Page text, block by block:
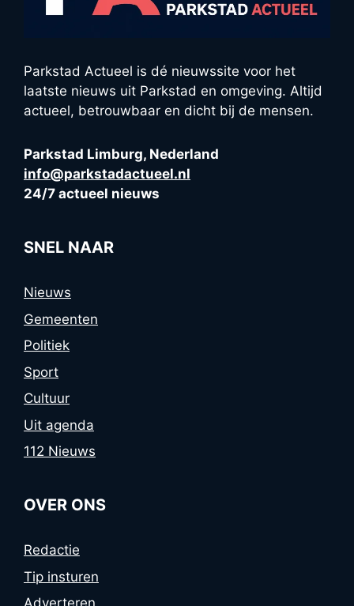
Parkstad Actueel is dé nieuwssite voor het
laatste nieuws uit Parkstad en omgeving. Altijd
actueel, betrouwbaar en dicht bij de mensen.
Parkstad Limburg, Nederland
info@parkstadactueel.nl
24/7 actueel nieuws
SNEL NAAR
Nieuws
Gemeenten
Politiek
Sport
Cultuur
Uit agenda
112 Nieuws
OVER ONS
Redactie
Tip insturen